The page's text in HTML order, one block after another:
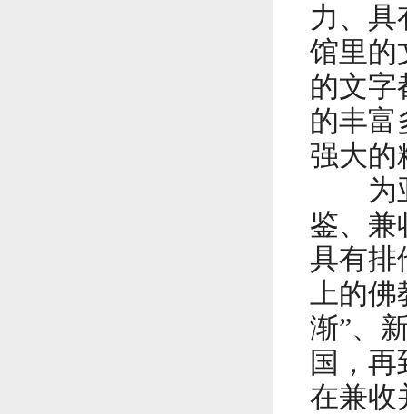
力、具
馆里的
的文字
的丰富
强大的
为亚
鉴、兼
具有排
上的
渐”、
国，
在兼收